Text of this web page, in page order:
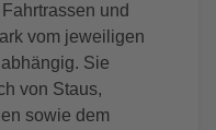
und
vom jeweiligen
Sie
von Staus,
sowie dem